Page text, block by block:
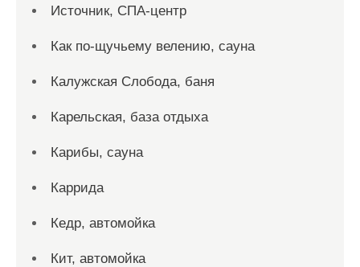
Источник, СПА-центр
Как по-щучьему велению, сауна
Калужская Слобода, баня
Карельская, база отдыха
Карибы, сауна
Каррида
Кедр, автомойка
Кит, автомойка